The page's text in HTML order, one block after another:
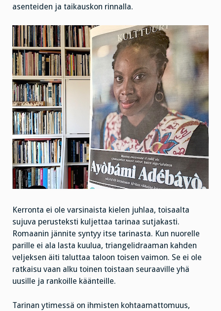
asenteiden ja taikauskon rinnalla.
Kerronta ei ole varsinaista kielen juhlaa, toisaalta
sujuva perusteksti kuljettaa tarinaa sutjakasti.
Romaanin jännite syntyy itse tarinasta. Kun nuorelle
parille ei ala lasta kuulua, triangelidraaman kahden
veljeksen äiti taluttaa taloon toisen vaimon. Se ei ole
ratkaisu vaan alku toinen toistaan seuraaville yhä
uusille ja rankoille käänteille.
Tarinan ytimessä on ihmisten kohtaamattomuus,